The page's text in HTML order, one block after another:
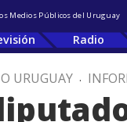
Medios Públicos del Uruguay
Radio
URUGUAY .